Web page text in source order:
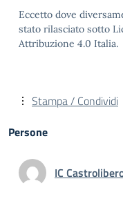
Eccetto dove
stato rilasciato sotto
Attribuzione 4.0 Italia.
Stampa / Condividi
Persone
IC